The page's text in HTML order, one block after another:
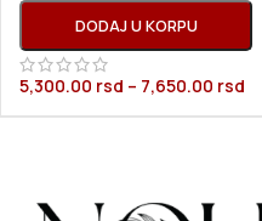
DODAJ U KORPU
5,300.00 rsd – 7,650.00 rsd